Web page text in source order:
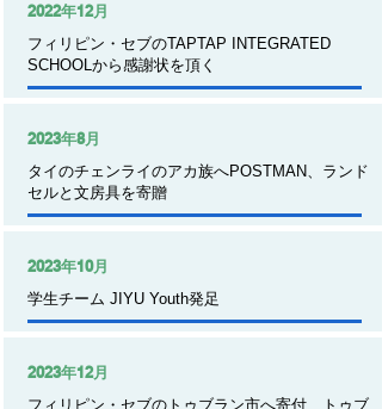
2022年12月
フィリピン・セブのTAPTAP INTEGRATED
SCHOOLから感謝状を頂く
2023年8月
タイのチェンライのアカ族へPOSTMAN、ランド
セルと文房具を寄贈
2023年10月
学生チーム JIYU Youth発足
2023年12月
フィリピン・セブのトゥブラン市へ寄付 トゥブ